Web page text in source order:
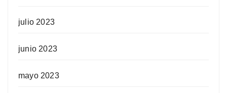
julio 2023
junio 2023
mayo 2023